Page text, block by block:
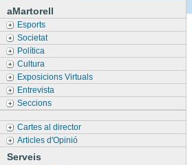
aMartorell
Esports
Societat
Política
Cultura
Exposicions Virtuals
Entrevista
Seccions
Cartes al director
Articles d'Opinió
Serveis